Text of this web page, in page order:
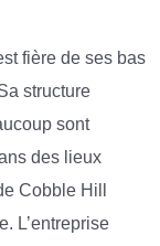
fière de ses bas
structure
sont
des lieux
Cobble Hill
L’entreprise